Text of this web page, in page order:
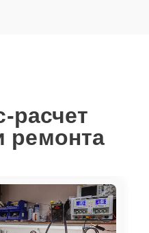
расчет
ремонта